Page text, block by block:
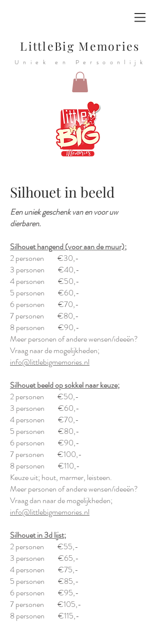
LittleBig Memories
Uniek en Persoonlijk
Silhouet in beeld
Een uniek geschenk van en voor uw
dierbaren.
Silhouet hangend (voor aan de muur);
2 personen €30,-
3 personen €40,-
4 personen €50,-
5 personen €60,-
6 personen €70,-
7 personen €80,-
8 personen €90,-
Meer personen of andere wensen/ideeën?
Vraag naar de mogelijkheden;
info@littlebigmemories.nl
Silhouet beeld op sokkel naar keuze;
2 personen €50,-
3 personen €60,-
4 personen €70,-
5 personen €80,-
6 personen €90,-
7 personen €100,-
8 personen €110,-
Keuze uit; hout, marmer, leisteen.
Meer personen of andere wensen/ideeën?
Vraag dan naar de mogelijkheden;
info@littlebigmemories.nl
Silhouet in 3d lijst;
2 personen €55,-
3 personen €65,-
4 personen €75,-
5 personen €85,-
6 personen €95,-
7 personen €105,-
8 personen €115,-